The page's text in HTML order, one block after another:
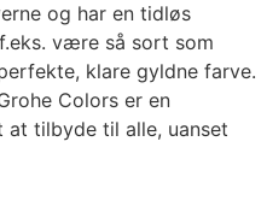
og har en tidløs
være så sort som
klare gyldne farve.
Colors er en
at tilbyde til alle, uanset